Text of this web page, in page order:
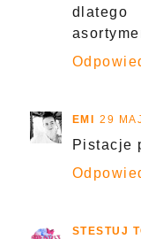
dlatego
EMI 29
Pistacje
STESTUJ